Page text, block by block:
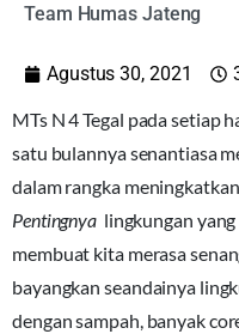
Team Humas Jateng
Agustus 30, 2021
MTs N 4 Tegal pada setiap
satu bulannya senantiasa
dalam rangka
Pentingnya lingkungan
membuat kita merasa
bayangkan seandainya
dengan sampah, banyak